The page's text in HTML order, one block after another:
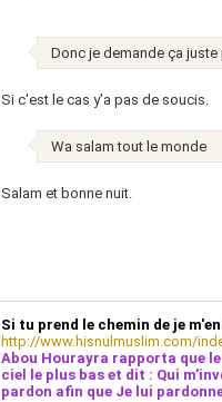
Donc je demande ça
Si c'est le cas y'a pas de soucis.
Wa salam tout le monde
Salam et bonne nuit.
Si tu prend le chemin de je
http://www.hisnulmuslim.com/
Abou Hourayra rapporta que
ciel le plus bas et dit : Qui
pardon afin que Je lui